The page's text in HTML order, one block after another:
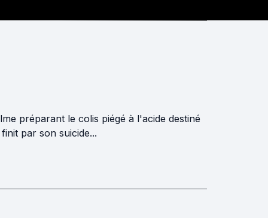
préparant le colis piégé à l'acide destiné
par son suicide...